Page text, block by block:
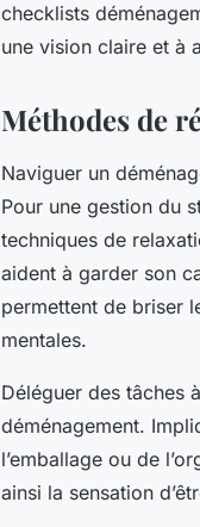
checklists
une vision claire et à
Méthodes de
Naviguer un
Pour une gestion du
techniques de
aident à garder son
permettent de briser
mentales.
Déléguer des tâches
déménagement.
l’emballage ou de
ainsi la sensation